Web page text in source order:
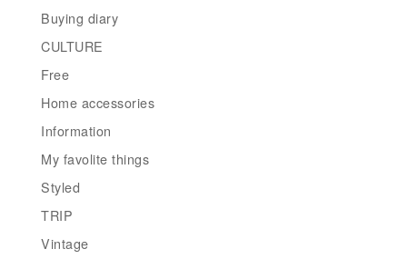
Buying diary
CULTURE
Free
Home accessories
Information
My favolite things
Styled
TRIP
Vintage